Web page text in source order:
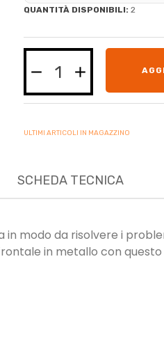
QUANTITÀ DISPONIBILI: 2
ULTIMI ARTICOLI IN MAGAZZINO
SCHEDA TECNICA
in modo da risolvere i
in metallo con